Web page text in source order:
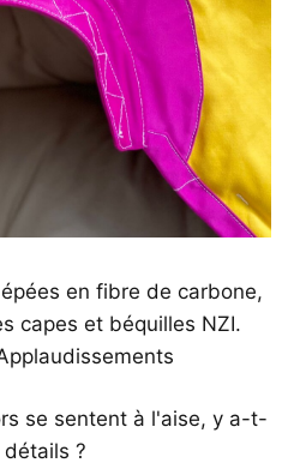
en fibre de carbone,
capes et béquilles NZI.
se sentent à l'aise, y a-t-
?